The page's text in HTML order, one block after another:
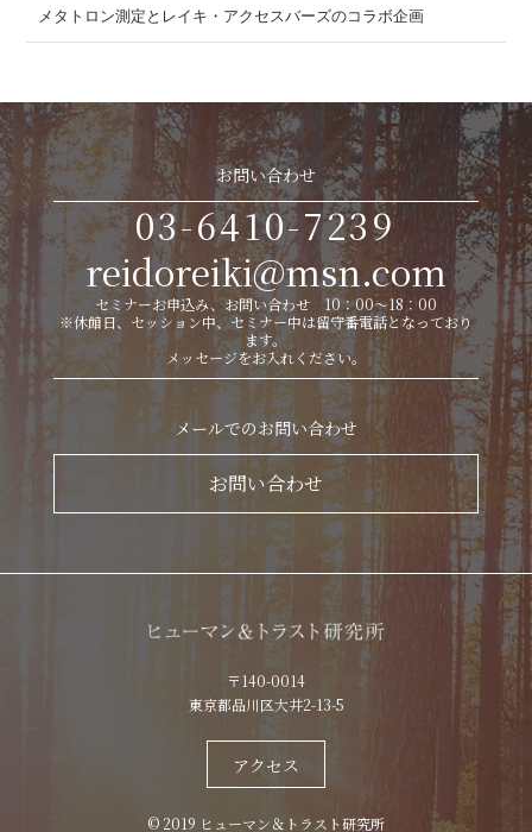
メタトロン測定とレイキ・アクセスバーズのコラボ企画
お問い合わせ
03-6410-7239
reidoreiki@msn.com
セミナーお申込み、お問い合わせ 10：00～18：00
※休館日、セッション中、セミナー中は留守番電話となっており
ます。
メッセージをお入れください。
メールでのお問い合わせ
お問い合わせ
〒140-0014
東京都品川区大井2-13-5
アクセス
© 2019 ヒューマン＆トラスト研究所